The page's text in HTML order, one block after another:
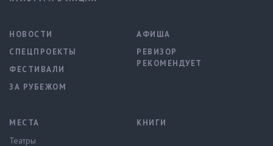
НОВОСТИ
СПЕЦПРОЕКТЫ
ФЕСТИВАЛИ
ЗА РУБЕЖОМ
АФИША
РЕВИЗОР
РЕКОМЕНДУЕТ
МЕСТА
Театры
КНИГИ